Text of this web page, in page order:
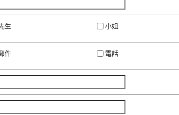
生 小姐
件 電話